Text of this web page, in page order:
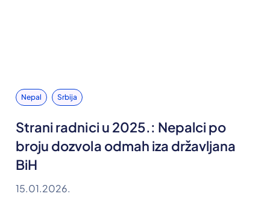
Nepal Srbija
Strani radnici u 2025.: Nepalci po
broju dozvola odmah iza državljana
BiH
15.01.2026.